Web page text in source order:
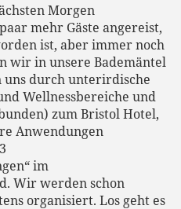
Morgen
mehr Gäste angereist,
ist, aber immer noch
wir in unsere Bademäntel
uns durch unterirdische
Wellnessbereiche und
zum Bristol Hotel,
Anwendungen
im
Wir werden schon
organisiert. Los geht es